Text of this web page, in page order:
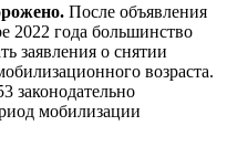
После объявления
2022 года большинство
заявления о снятии
возраста.
законодательно
мобилизации